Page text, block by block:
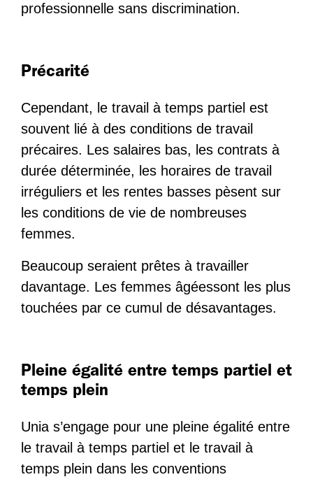
professionnelle sans discrimination.
Précarité
Cependant, le travail à temps partiel est
souvent lié à des conditions de travail
précaires. Les salaires bas, les contrats à
durée déterminée, les horaires de travail
irréguliers et les rentes basses pèsent sur
les conditions de vie de nombreuses
femmes.
Beaucoup seraient prêtes à travailler
davantage. Les femmes âgéessont les plus
touchées par ce cumul de désavantages.
Pleine égalité entre temps partiel et
temps plein
Unia s’engage pour une pleine égalité entre
le travail à temps partiel et le travail à
temps plein dans les conventions